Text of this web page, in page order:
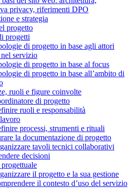
privacy, riferimenti DPO
e strategia
progetto
progetti
di progetto in base agli attori
servizio
di progetto in base al focus
di progetto in base all’ambito di
ruoli e figure coinvolte
di progetto
ruoli e responsabilità
processi, strumenti e rituali
la documentazione di progetto
tavoli tecnici collaborativi
decisioni
il progetto e la sua gestione
il contesto d’uso del servizio